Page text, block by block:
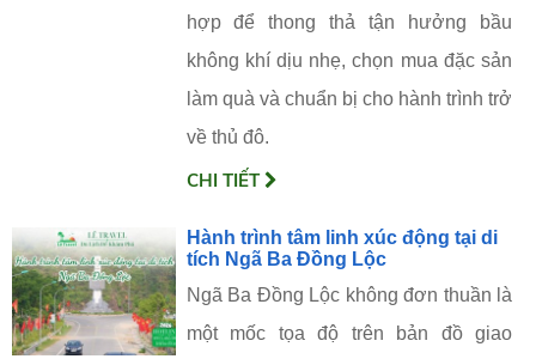
hợp để thong thả tận hưởng bầu
không khí dịu nhẹ, chọn mua đặc sản
làm quà và chuẩn bị cho hành trình trở
về thủ đô.
CHI TIẾT
Hành trình tâm linh xúc động tại di
tích Ngã Ba Đồng Lộc
Ngã Ba Đồng Lộc không đơn thuần là
một mốc tọa độ trên bản đồ giao